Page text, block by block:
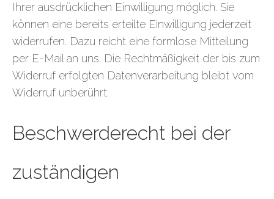
Ihrer ausdrücklichen Einwilligung möglich. Sie
können eine bereits erteilte Einwilligung jederzeit
widerrufen. Dazu reicht eine formlose Mitteilung
per E-Mail an uns. Die Rechtmäßigkeit der bis zum
Widerruf erfolgten Datenverarbeitung bleibt vom
Widerruf unberührt.
Beschwerderecht bei der
zuständigen